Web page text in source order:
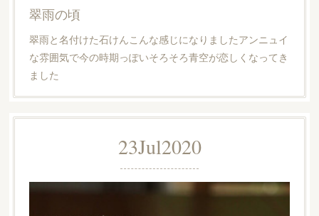
翠雨の頃
翠雨と名付けた石けんこんな感じになりましたアンニュイ
な雰囲気で今の時期っぽいそろそろ青空が恋しくなってき
ました
23Jul2020